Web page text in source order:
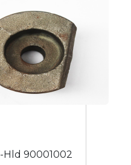
90001002